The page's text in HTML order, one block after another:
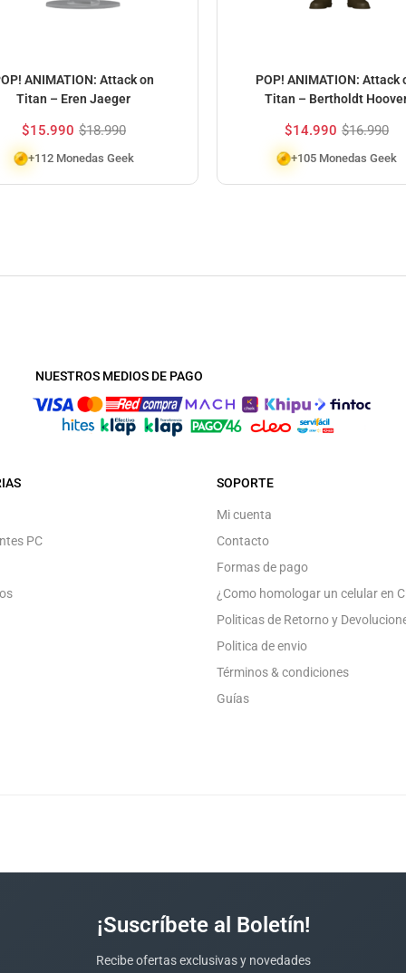
ANIMATION: Attack on
Titan – Eren Jaeger
$15.990 $18.990
+112 Monedas Geek
POP! ANIMATION: Attack
Titan – Bertholdt
$14.990 $16.990
+105 Monedas Geek
NUESTROS MEDIOS DE PAGO
PC
SOPORTE
Mi cuenta
Contacto
Formas de pago
¿Como homologar un celular en
Politicas de Retorno y
Politica de envio
Términos & condiciones
Guías
¡Suscríbete al Boletín!
Recibe ofertas exclusivas y novedades